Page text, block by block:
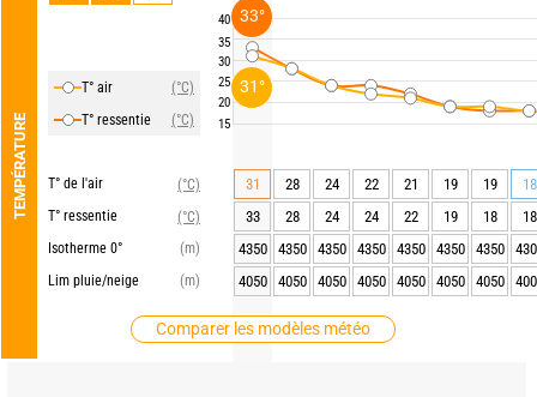
TEMPÉRATURE
T° air
(°C)
T° ressentie
(°C)
T° de l'air
(°C)
T° ressentie
(°C)
Isotherme 0°
(m)
Lim pluie/neige
(m)
Comparer les modèles météo
40
35
30
25
20
15
31 28 24 22 21 19 19
18
33
28 24 24 22 19 18
18
4350
4350 4350 4350 4350 4350 4350
4050
4050 4050 4050 4050 4050 4050
31°
33°